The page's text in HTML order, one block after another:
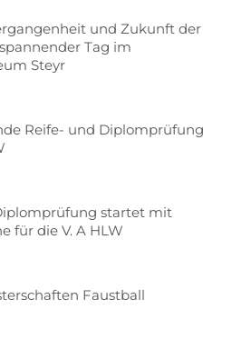
und Zukunft der
Tag im
Steyr
Reife- und Diplomprüfung
startet mit
für die V. A HLW
Faustball